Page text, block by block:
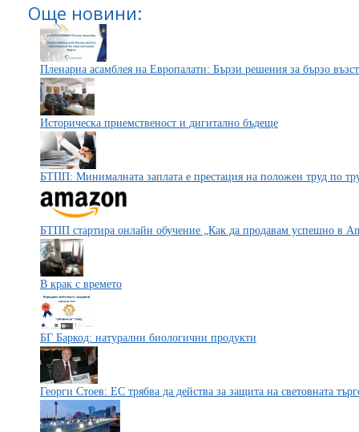
Още новини:
Пленарна асамблея на Европалати: Бързи решения за бързо
Историческа приемственост и дигитално бъдеще
БТПП: Минималната заплата е престация на положен труд по
БТПП стартира онлайн обучение „Как да продавам успешно в
В крак с времето
БГ Баркод: натурални биологични продукти
Георги Стоев: ЕС трябва да действа за защита на световната